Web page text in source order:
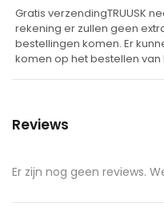
Gratis verzendingTRUUSK
rekening er zullen geen
bestellingen komen. Er
komen op het bestellen
Reviews
Er zijn nog geen reviews.